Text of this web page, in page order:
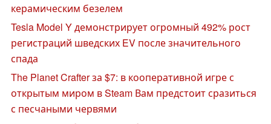
керамическим безелем
Tesla Model Y демонстрирует огромный 492% рост
регистраций шведских EV после значительного
спада
The Planet Crafter за $7: в кооперативной игре с
открытым миром в Steam Вам предстоит сразиться
с песчаными червями